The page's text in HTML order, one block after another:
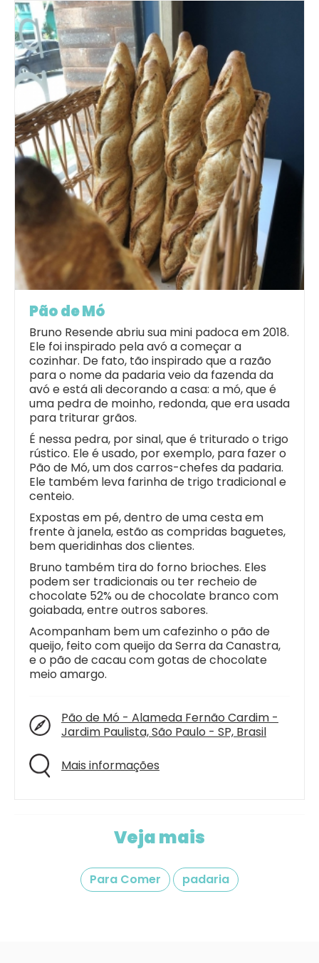
Pão de Mó
Bruno Resende abriu sua mini padoca em 2018.
Ele foi inspirado pela avó a começar a
cozinhar. De fato, tão inspirado que a razão
para o nome da padaria veio da fazenda da
avó e está ali decorando a casa: a mó, que é
uma pedra de moinho, redonda, que era usada
para triturar grãos.
É nessa pedra, por sinal, que é triturado o trigo
rústico. Ele é usado, por exemplo, para fazer o
Pão de Mó, um dos carros-chefes da padaria.
Ele também leva farinha de trigo tradicional e
centeio.
Expostas em pé, dentro de uma cesta em
frente à janela, estão as compridas baguetes,
bem queridinhas dos clientes.
Bruno também tira do forno brioches. Eles
podem ser tradicionais ou ter recheio de
chocolate 52% ou de chocolate branco com
goiabada, entre outros sabores.
Acompanham bem um cafezinho o pão de
queijo, feito com queijo da Serra da Canastra,
e o pão de cacau com gotas de chocolate
meio amargo.
Pão de Mó - Alameda Fernão Cardim -
Jardim Paulista, São Paulo - SP, Brasil
Mais informações
Veja mais
Para Comer padaria